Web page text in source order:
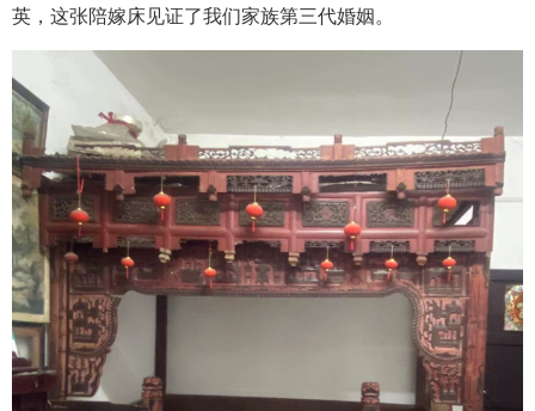
英，这张陪嫁床见证了我们家族第三代婚姻。